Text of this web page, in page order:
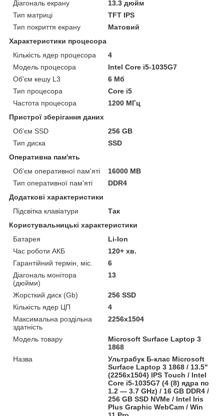
Діагональ екрану
13.3 дюйм
Тип матриці
TFT IPS
Тип покриття екрану
Матовий
Характеристики процесора
Кількість ядер процесора
4
Модель процесора
Intel Core i5-1035G7
Об'єм кешу L3
6 Мб
Тип процесора
Core i5
Частота процесора
1200 МГц
Пристрої зберігання даних
Об'єм SSD
256 GB
Тип диска
SSD
Оперативна пам'ять
Об'єм оперативної пам'яті
16000 MB
Тип оперативної пам'яті
DDR4
Додаткові характеристики
Підсвітка клавіатури
Так
Користувальницькі характеристики
Батарея
Li-Ion
Час роботи АКБ
120+ хв.
Гарантійний термін, міс.
6
Діагональ монітора
(дюйми)
13
Жорсткий диск (Gb)
256 SSD
Кількість ядер ЦП
4
Максимальна роздільна
здатність
2256x1504
Модель товару
Microsoft Surface Laptop 3
1868
Назва
Ультрабук Б-клас Microsoft
Surface Laptop 3 1868 / 13.5"
(2256x1504) IPS Touch / Intel
Core i5-1035G7 (4 (8) ядра по
1.2 — 3.7 GHz) / 16 GB DDR4 /
256 GB SSD NVMe / Intel Iris
Plus Graphic WebCam / Win